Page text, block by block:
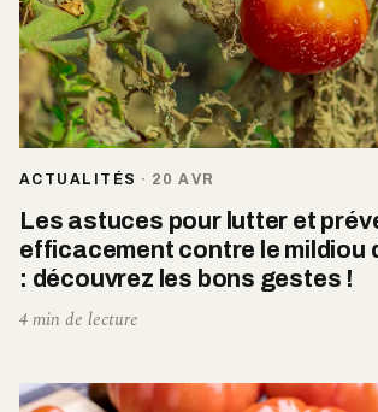
ACTUALITÉS · 20 AVR
Les astuces pour lutter et
efficacement contre le mildiou
: découvrez les bons gestes !
4 min de lecture